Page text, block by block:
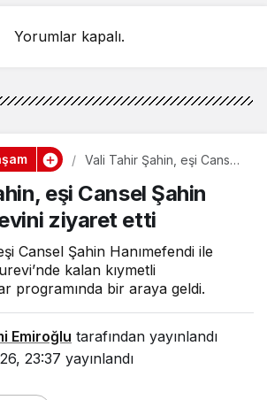
Yorumlar kapalı.
Vali Tahir Şahin, eşi Cansel
ziyaret etti
eşi Cansel Şahin
ziyaret etti
Cansel Şahin Hanımefendi ile
kalan kıymetli
programında bir araya geldi.
Emiroğlu tarafından yayınlandı
23:37 yayınlandı